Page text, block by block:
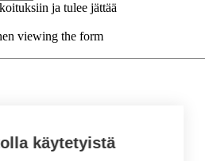
ja tulee jättää
viewing the form
käytetyistä